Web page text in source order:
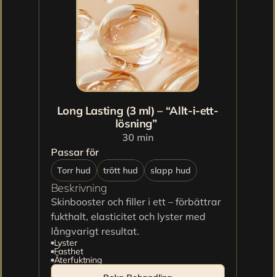
Long Lasting (3 ml) – “Allt-i-ett-
lösning”
30 min
Passar för
Torr hud trött hud slapp hud
Beskrivning
Skinbooster och filler i ett – förbättrar
fukthalt, elasticitet och lyster med
långvarigt resultat.
Lyster
Fasthet
Återfuktning